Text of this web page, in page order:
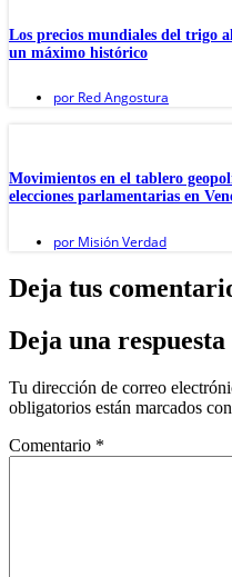
Los precios mundiales del trigo
un máximo histórico
por Red Angostura
Movimientos en el tablero
elecciones parlamentarias en
por Misión Verdad
Deja tus
Deja una respuesta
Tu dirección de correo
obligatorios están marcados con
Comentario *